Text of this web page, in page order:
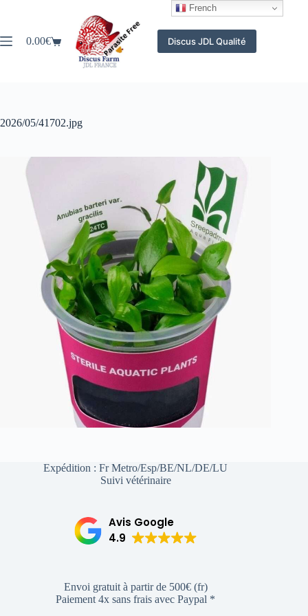
Panier
0.00€ Discus JDL Qualité
2026/05/41702.jpg
Expédition : Fr Metro/Esp/BE/NL/DE/LU
Suivi vétérinaire
Avis Google
4.9
Envoi gratuit à partir de 500€ (fr)
Paiement 4x sans frais avec Paypal *
French